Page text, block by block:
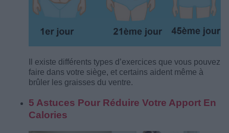
Il existe différents types d’exercices que vous pouvez
faire dans votre siège, et certains aident même à
brûler les graisses du ventre.
5 Astuces Pour Réduire Votre Apport En
Calories